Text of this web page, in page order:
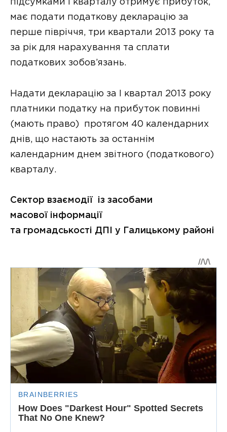
підсумками I кварталу отримує прибуток,
має подати податкову декларацію за
перше півріччя, три квартали 2013 року та
за рік для нарахування та сплати
податкових зобов’язань.
Надати декларацію за І квартал 2013 року
платники податку на прибуток повинні
(мають право) протягом 40 календарних
днів, що настають за останнім
календарним днем звітного (податкового)
кварталу.
Сектор взаємодії із засобами
масової інформації
та громадськості ДПІ у Галицькому районі